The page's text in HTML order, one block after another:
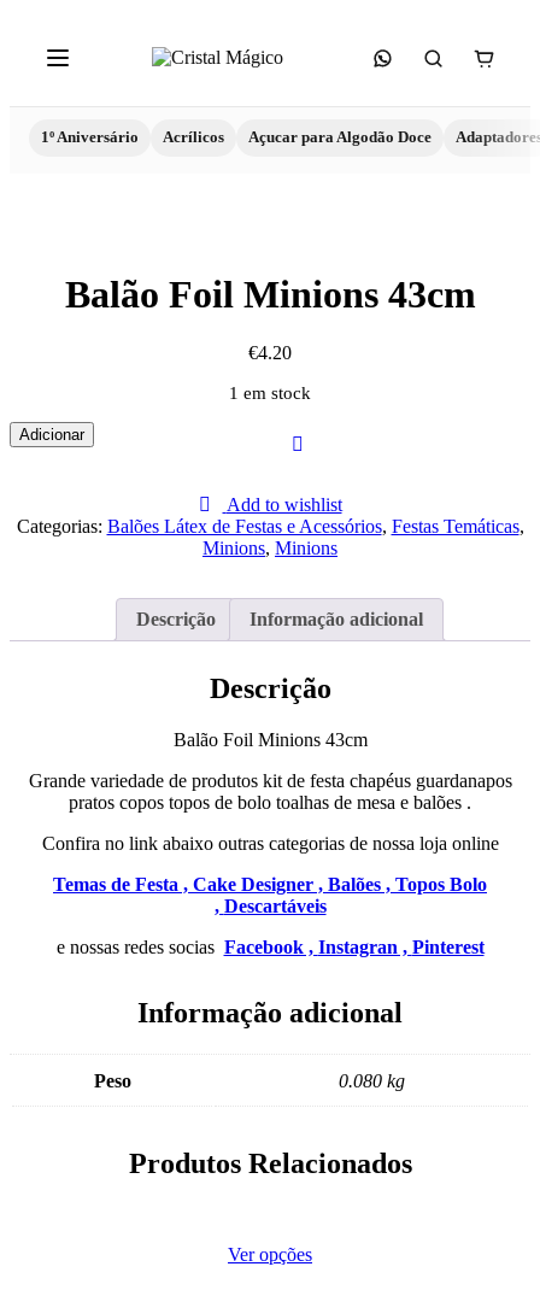
1º Aniversário Acrílicos Açucar para Algodão Doce
Balão Foil Minions 43cm
€4.20
1 em stock
Quantidade
de
Minions
43cm
Adicionar
Add to wishlist
Categorias: Balões Látex de Festas e Acessórios, Festas Temáticas,
Minions, Minions
Descrição Informação adicional
Descrição
Balão Foil Minions 43cm
Grande variedade de produtos kit de festa chapéus guardanapos
pratos copos topos de bolo toalhas de mesa e balões .
Confira no link abaixo outras categorias de nossa loja online
Temas de Festa , Cake Designer , Balões , Topos Bolo
, Descartáveis
e nossas redes socias Facebook , Instagran , Pinterest
Informação adicional
Peso 0.080 kg
Produtos Relacionados
Ver opções